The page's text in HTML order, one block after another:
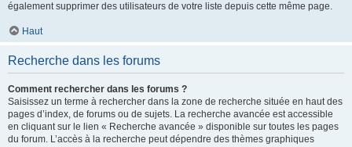
également supprimer des utilisateurs de votre liste depuis cette même page.
Haut
Recherche dans les forums
Comment rechercher dans les forums ?
Saisissez un terme à rechercher dans la zone de recherche située en haut des
pages d’index, de forums ou de sujets. La recherche avancée est accessible
en cliquant sur le lien « Recherche avancée » disponible sur toutes les pages
du forum. L’accès à la recherche peut dépendre des thèmes graphiques